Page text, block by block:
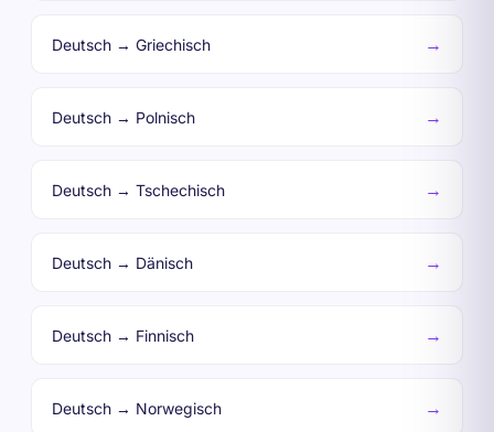
Deutsch → Griechisch →
Deutsch → Polnisch →
Deutsch → Tschechisch →
Deutsch → Dänisch →
Deutsch → Finnisch →
Deutsch → Norwegisch →